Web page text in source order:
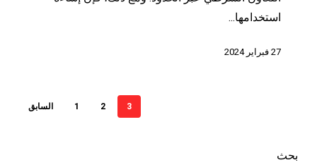
استخدامها...
27 فبراير 2024
السابق 1 2 3
بحث